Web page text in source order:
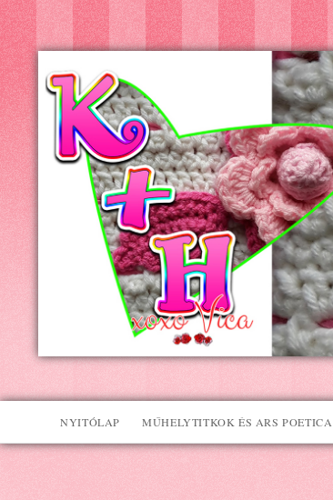
Kreatív+Hobby
Alkotóműhely
NYITÓLAP MŰHELYTITKOK ÉS ARS POETICA